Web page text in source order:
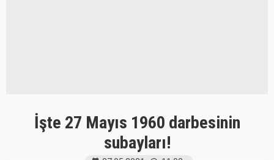
İşte 27 Mayıs 1960 darbesinin
subayları!